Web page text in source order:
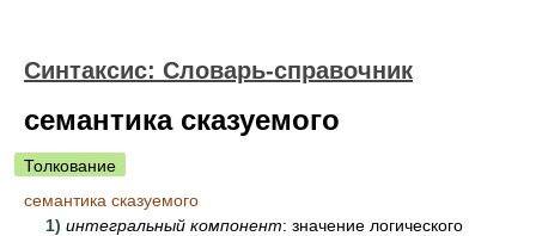
Синтаксис: Словарь-справочник
семантика сказуемого
Толкование
семантика сказуемого
1) интегральный компонент: значение логического